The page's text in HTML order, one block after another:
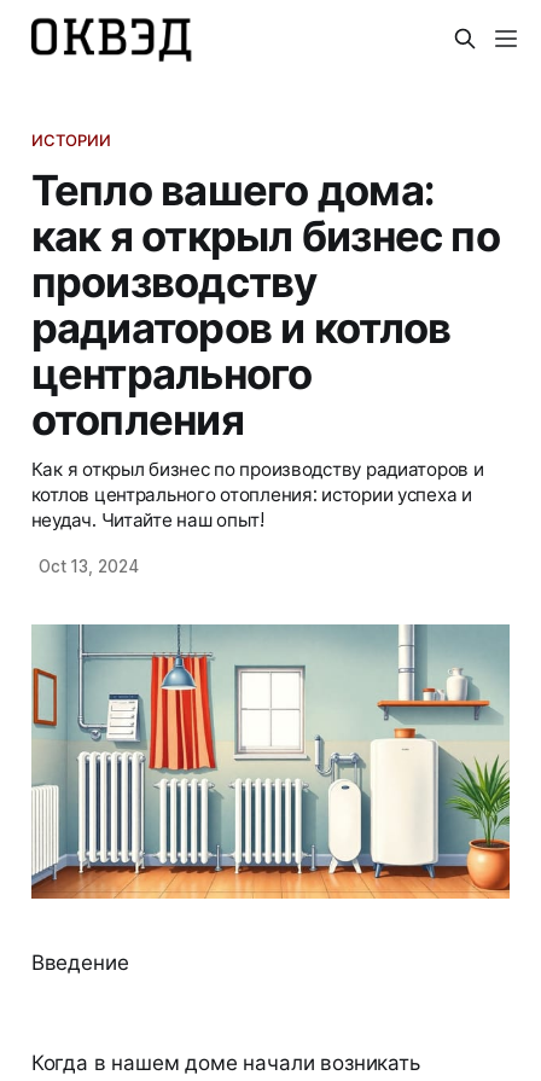
ИСТОРИИ
Тепло вашего дома:
как я открыл бизнес по
производству
радиаторов и котлов
центрального
отопления
Как я открыл бизнес по производству радиаторов и
котлов центрального отопления: истории успеха и
неудач. Читайте наш опыт!
Oct 13, 2024
Введение
Когда в нашем доме начали возникать